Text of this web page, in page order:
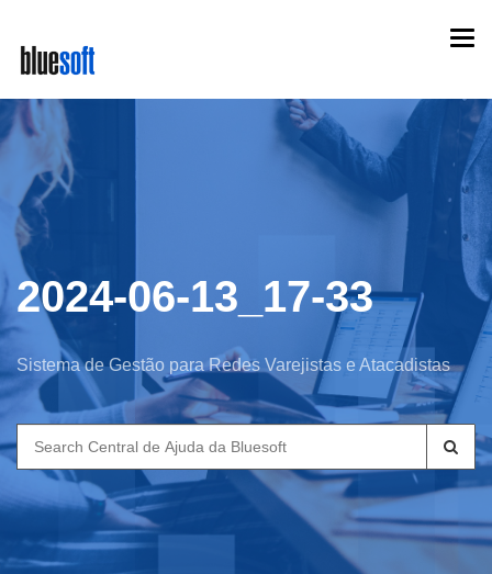
main
content
2024-06-13_17-33
Sistema de Gestão para Redes Varejistas e Atacadistas
Search
for: